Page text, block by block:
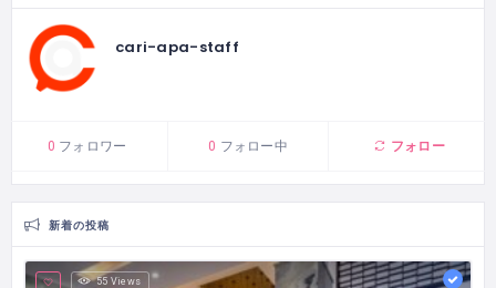
cari-apa-staff
0 フォロワー 0 フォロー中 フォロー
新着の投稿
55 Views